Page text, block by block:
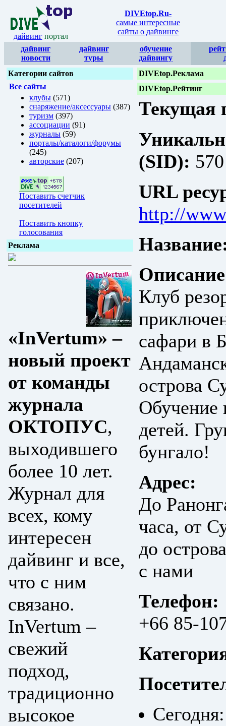
дайвинг портал
DIVEtop.Ru-
самые интересные
сайты о дайвинге
дайвинг
новости
дайвинг
туры
обучение
дайвингу
Категории сайтов
Все сайты
клубы (571)
снаряжение/аксессуары (387)
туризм (397)
ассоциации (91)
журналы (59)
порталы/каталоги/форумы
(245)
авторские (207)
Поставить счетчик
посетителей
Поставить кнопку
голосования
Реклама
«InVertum» –
новый проект
от команды
журнала
ОКТОПУС,
выходившего
более 10 лет.
Журнал для
всех, кому
интересен
дайвинг и все,
что с ним
связано.
InVertum –
свежий
подход,
традиционно
высокое
DIVEtop.Реклама
DIVEtop.Рейтинг
Текущая
(SID): 570
URL
http://
Клуб
сафари в
острова
Обучение
детей.
бунгало!
Адрес:
До
часа, от
до
с нами
Телефон:
+66 85-